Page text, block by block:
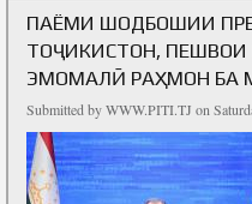
PRESIDENT OF THE
Department for Balanced
International and
Human Resources, Law
Accounting Sector
List of Partners
ПАЁМИ ШОДБОШИИ
ТОҶИКИСТОН,
ЭМОМАЛӢ РАҲМОН БА
Submitted byWWW.PITI.TJ on